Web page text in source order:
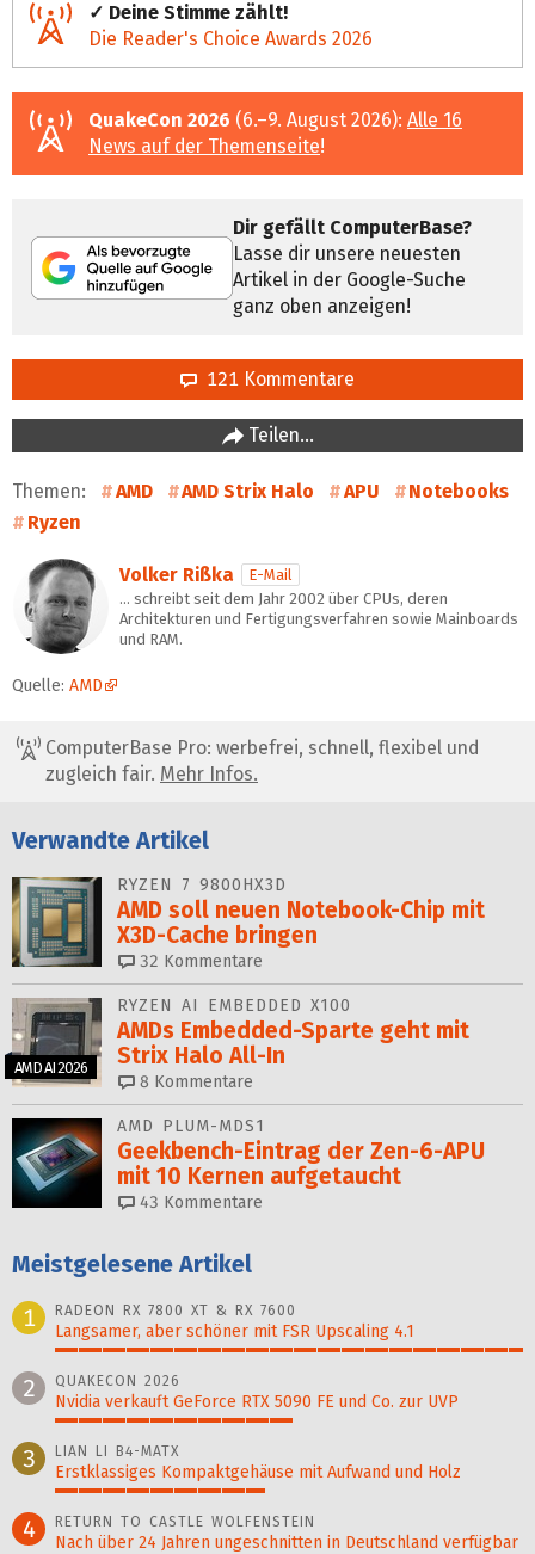
✓ Deine Stimme zählt!
Die Reader's Choice Awards 2026
QuakeCon 2026 (6.–9. August 2026): Alle 16
News auf der Themenseite!
Dir gefällt ComputerBase?
Lasse dir unsere neuesten
Artikel in der Google-Suche
ganz oben anzeigen!
121 Kommentare
Teilen…
Themen: AMD AMD Strix Halo APU
Notebooks
Ryzen
Volker Rißka
E-Mail
… schreibt seit dem Jahr 2002 über CPUs, deren
Architekturen und Fertigungsverfahren sowie Mainboards
und RAM.
Quelle: AMD
ComputerBase Pro: werbefrei, schnell, flexibel und
zugleich fair. Mehr Infos.
Verwandte Artikel
RYZEN 7 9800HX3D
AMD soll neuen Notebook-Chip mit
X3D-Cache bringen
32 Kommentare
AMD AI 2026
RYZEN AI EMBEDDED X100
AMDs Embedded-Sparte geht mit
Strix Halo All‑In
8 Kommentare
AMD PLUM-MDS1
Geekbench-Eintrag der Zen-6-APU
mit 10 Kernen aufgetaucht
43 Kommentare
Meistgelesene Artikel
1
RADEON RX 7800 XT & RX 7600
Langsamer, aber schöner mit FSR Upscaling 4.1
100%
2 QUAKECON 2026
Nvidia verkauft GeForce RTX 5090 FE und Co. zur UVP
51%
3 LIAN LI B4-MATX
Erstklassiges Kompaktgehäuse mit Aufwand und Holz
45%
4 RETURN TO CASTLE WOLFENSTEIN
Nach über 24 Jahren ungeschnitten in Deutschland verfügbar